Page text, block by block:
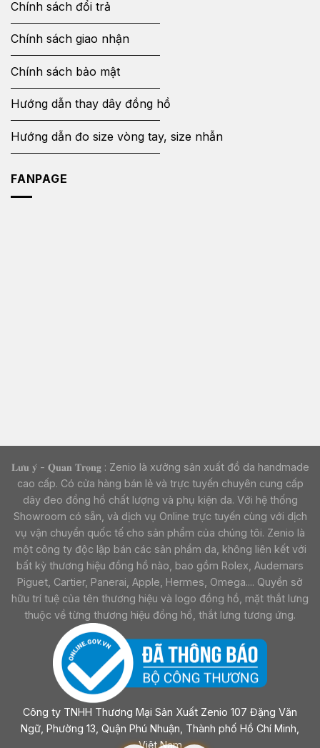
Chính sách đổi trả
Chính sách giao nhận
Chính sách bảo mật
Hướng dẫn thay dây đồng hồ
Hướng dẫn đo size vòng tay, size nhẫn
FANPAGE
𝐋𝐮̛𝐮 𝐲́ - 𝐐𝐮𝐚𝐧 𝐓𝐫𝐨̣𝐧𝐠 : Zenio là xưởng sản xuất đồ da handmade
cao cấp. Có cửa hàng bán lẻ và trực tuyến chuyên cung cấp
dây đeo đồng hồ chất lượng và phụ kiện da. Với hệ thống
Showroom có sẵn, và dịch vụ Online trực tuyến cùng với dịch
vụ vận chuyển quốc tế cho sản phẩm của chúng tôi. Zenio là
một công ty độc lập bán các sản phẩm da, không liên kết với
bất kỳ thương hiệu đồng hồ nào, bao gồm Rolex, Audemars
Piguet, Cartier, Panerai, Apple, Hermes, Omega.... Quyền sở
hữu trí tuệ của tên thương hiệu và logo đồng hồ, mặt thắt lưng
thuộc về từng thương hiệu đồng hồ, thắt lưng tương ứng.
Công ty TNHH Thương Mại Sản Xuất Zenio 107 Đặng Văn
Ngữ, Phường 13, Quận Phú Nhuận, Thành phố Hồ Chí Minh,
Việt Nam